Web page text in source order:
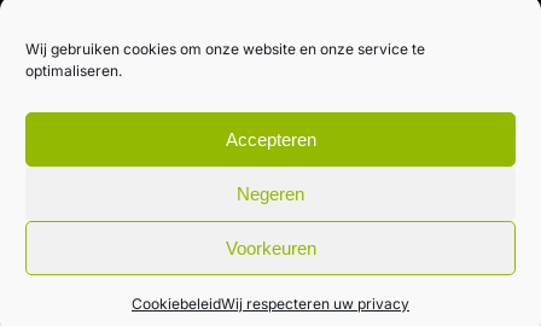
Wij gebruiken cookies om onze website en onze service te
optimaliseren.
Accepteren
Negeren
Voorkeuren
CookiebeleidWij respecteren uw privacy
Kennismakingspakket aanvragen
Blijft op de hoogte
Rechtstreeks van het veld naar je inbox.
Inschrijven nieuwsbrief
Algemene voorwaarden|Privacybeleid| gemaakt met door
creativitijd